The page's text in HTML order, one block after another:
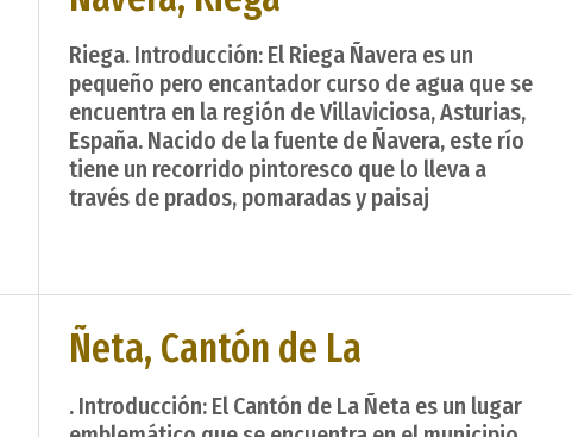
Riega. Introducción: El Riega Ñavera es un
pequeño pero encantador curso de agua que se
encuentra en la región de Villaviciosa, Asturias,
España. Nacido de la fuente de Ñavera, este río
tiene un recorrido pintoresco que lo lleva a
través de prados, pomaradas y paisaj
Ñeta, Cantón de La
. Introducción: El Cantón de La Ñeta es un lugar